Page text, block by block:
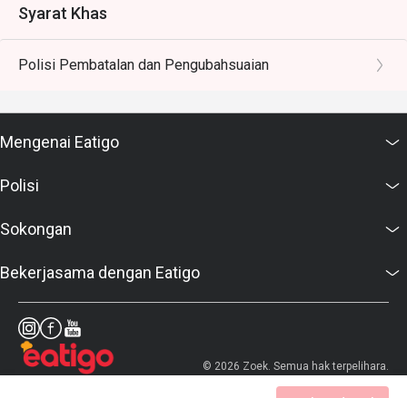
Syarat Khas
Polisi Pembatalan dan Pengubahsuaian
Mengenai Eatigo
Polisi
Sokongan
Bekerjasama dengan Eatigo
© 2026 Zoek. Semua hak terpelihara.